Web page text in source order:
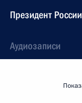
Президент России
Аудиозаписи